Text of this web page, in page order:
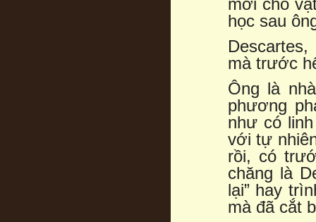
mới cho
học sau
mà trước
Ông là
phương
như có
với tự
rồi, có
chăng là
lại” hay
mà đã cắt